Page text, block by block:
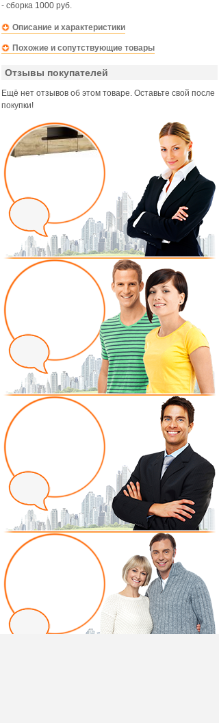
- сборка 1000 руб.
Описание и характеристики
Похожие и сопутствующие товары
Отзывы покупателей
Ещё нет отзывов об этом товаре. Оставьте свой после
покупки!